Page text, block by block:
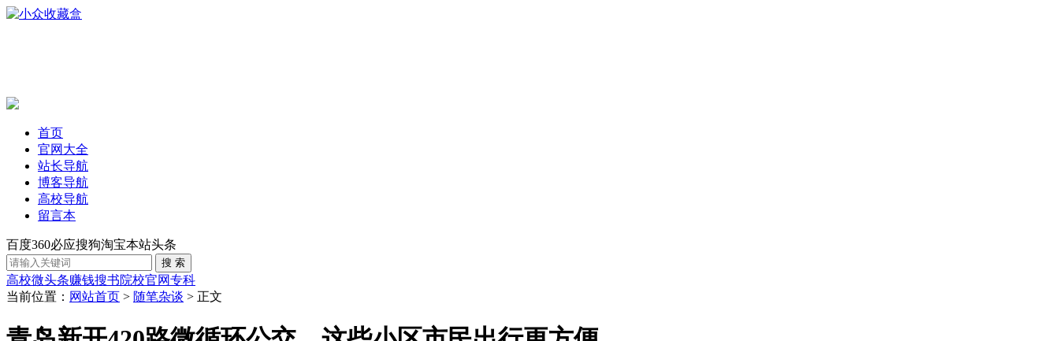
首页
官网大全
站长导航
博客导航
高校导航
留言本
百度360必应搜狗淘宝本站头条
高校微头条赚钱搜书院校官网专科
当前位置： 网站首页 > 随笔杂谈 > 正文